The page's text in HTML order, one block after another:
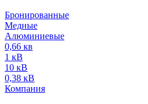
Бронированные
Медные
Алюминиевые
0,66 кв
1 кВ
10 кВ
0,38 кВ
Компания